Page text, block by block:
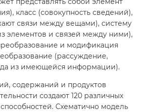
класс (совокупность сведений),
связи между вещами), систему
элементов и связей между ними),
и модификация
(рассуждение,
из имеющейся информации).
содержаний и продуктов
создают 120 различных
Схематично модель